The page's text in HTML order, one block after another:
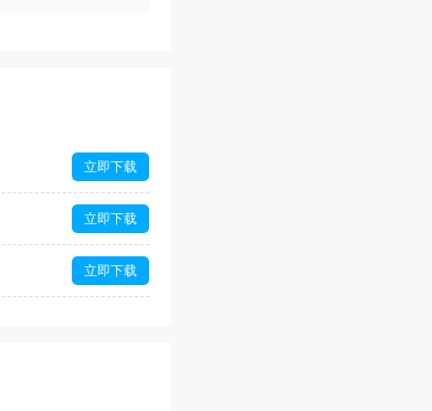
立即下载
立即下载
立即下载